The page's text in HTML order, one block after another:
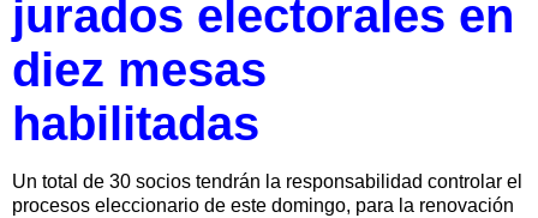
jurados electorales en
diez mesas
habilitadas
Un total de 30 socios tendrán la responsabilidad controlar el
procesos eleccionario de este domingo, para la renovación